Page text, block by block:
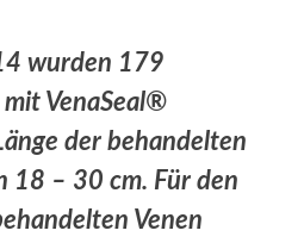
wurden 179
mit VenaSeal®
der behandelten
18 – 30 cm. Für den
Venen